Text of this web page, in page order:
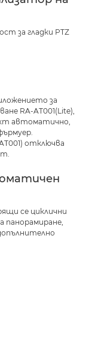
за гладки PTZ
за
RA-AT001(Lite),
автоматично,
отключва
се циклични
панорамиране,